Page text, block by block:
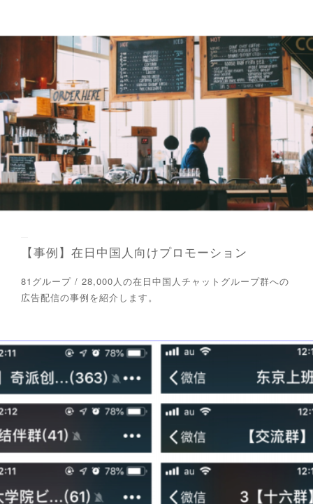
【事例】在日中国人向けプロモーション
81グループ / 28,000人の在日中国人チャットグループ群への
広告配信の事例を紹介します。